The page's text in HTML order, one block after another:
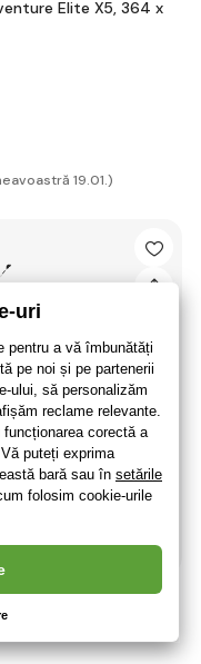
Elite X5, 364 x
19.01.)
o persoană Cove